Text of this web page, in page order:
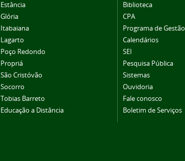
Estância
Glória
Itabaiana
Lagarto
Poço Redondo
Propriá
São Cristóvão
Socorro
Tobias Barreto
Educação a Distância
Biblioteca
CPA
Programa de Gestão
Calendários
SEI
Pesquisa Pública
Sistemas
Ouvidoria
Fale conosco
Boletim de Serviços